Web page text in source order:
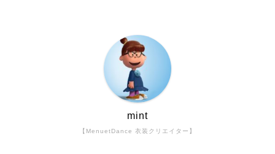
【MenuetDance 衣装クリエイター】
mint